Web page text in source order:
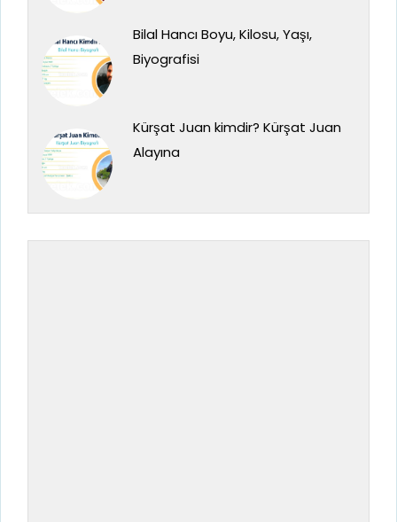
Bilal Hancı Boyu, Kilosu, Yaşı,
Biyografisi
Kürşat Juan kimdir? Kürşat Juan
Alayına